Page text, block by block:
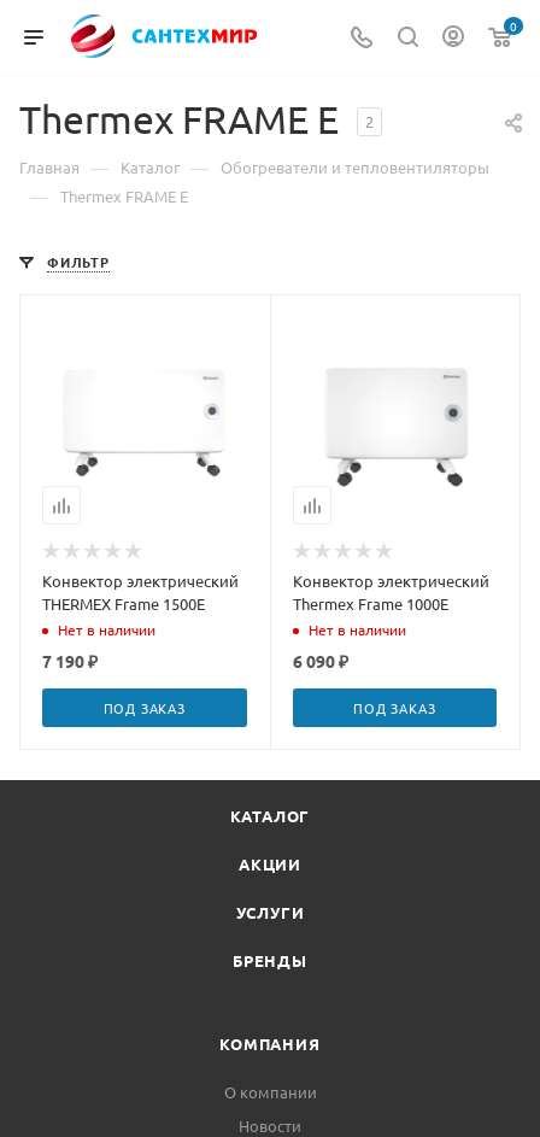
0
Thermex FRAME E 2
Главная — Каталог — Обогреватели и тепловентиляторы
— Thermex FRAME E
ФИЛЬТР
Конвектор электрический
THERMEX Frame 1500E
Нет в наличии
7 190 ₽
ПОД ЗАКАЗ
Конвектор электрический
Thermex Frame 1000E
Нет в наличии
6 090 ₽
ПОД ЗАКАЗ
КАТАЛОГ
АКЦИИ
УСЛУГИ
БРЕНДЫ
КОМПАНИЯ
О компании
Новости